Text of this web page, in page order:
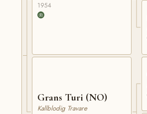
1954
Grans Turi (NO)
Kallblodig Travare